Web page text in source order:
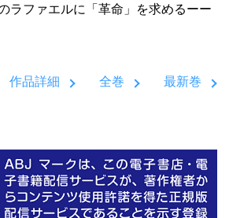
ラファエルに「革命」を求めるーー
作品詳細 全巻 最新巻